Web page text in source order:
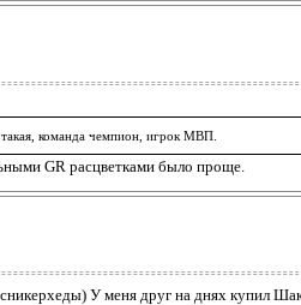
команда чемпион, игрок МВП.
GR расцветками было проще.
У меня друг на днях купил